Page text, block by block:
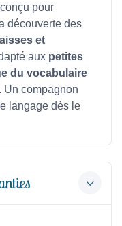
conçu pour
découverte des
et
aux petites
du vocabulaire
Un compagnon
langage dès le